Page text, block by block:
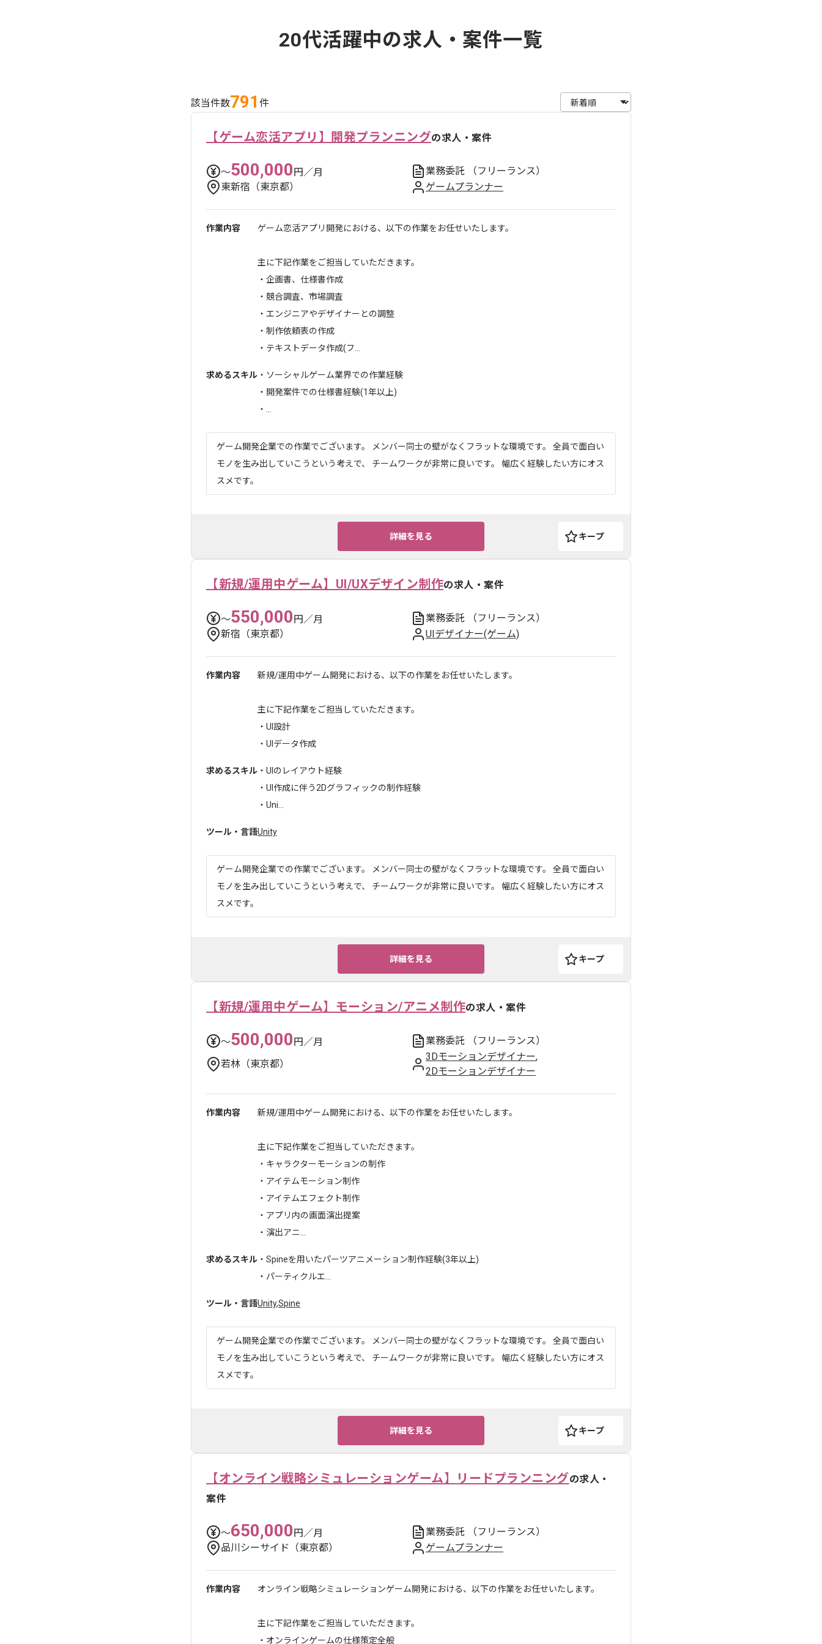
20代活躍中の求人・案件一覧
該当件数791 件
【ゲーム恋活アプリ】開発プランニングの求人・案件
〜500,000円／月 業務委託
（フリーランス）
東新宿（東京都）
ゲームプランナー
作業内容 ゲーム恋活アプリ開発における、以下の作業をお任せいたします。
主に下記作業をご担当していただきます。
・企画書、仕様書作成
・競合調査、市場調査
・エンジニアやデザイナーとの調整
・制作依頼表の作成
・テキストデータ作成(フ...
求めるスキル ・ソーシャルゲーム業界での作業経験
・開発案件での仕様書経験(1年以上)
・...
ゲーム開発企業での作業でございます。 メンバー同士の壁がなくフラットな環境です。 全員で面白い
モノを生み出していこうという考えで、 チームワークが非常に良いです。 幅広く経験したい方にオス
スメです。
詳細を見る キープ
【新規/運用中ゲーム】UI/UXデザイン制作の求人・案件
〜550,000円／月 業務委託
（フリーランス）
新宿（東京都）
UIデザイナー(ゲーム)
作業内容 新規/運用中ゲーム開発における、以下の作業をお任せいたします。
主に下記作業をご担当していただきます。
・UI設計
・UIデータ作成
求めるスキル ・UIのレイアウト経験
・UI作成に伴う2Dグラフィックの制作経験
・Uni...
ツール・言語Unity
ゲーム開発企業での作業でございます。 メンバー同士の壁がなくフラットな環境です。 全員で面白い
モノを生み出していこうという考えで、 チームワークが非常に良いです。 幅広く経験したい方にオス
スメです。
詳細を見る キープ
【新規/運用中ゲーム】モーション/アニメ制作の求人・案件
〜500,000円／月 業務委託
（フリーランス）
若林（東京都）
3Dモーションデザイナー,
2Dモーションデザイナー
作業内容 新規/運用中ゲーム開発における、以下の作業をお任せいたします。
主に下記作業をご担当していただきます。
・キャラクターモーションの制作
・アイテムモーション制作
・アイテムエフェクト制作
・アプリ内の画面演出提案
・演出アニ...
求めるスキル ・Spineを用いたパーツアニメーション制作経験(3年以上)
・パーティクルエ...
ツール・言語Unity,Spine
ゲーム開発企業での作業でございます。 メンバー同士の壁がなくフラットな環境です。 全員で面白い
モノを生み出していこうという考えで、 チームワークが非常に良いです。 幅広く経験したい方にオス
スメです。
詳細を見る キープ
【オンライン戦略シミュレーションゲーム】リードプランニングの求人・
案件
〜650,000円／月 業務委託
（フリーランス）
品川シーサイド（東京都）
ゲームプランナー
作業内容 オンライン戦略シミュレーションゲーム開発における、以下の作業をお任せいたします。
主に下記作業をご担当していただきます。
・オンラインゲームの仕様策定全般